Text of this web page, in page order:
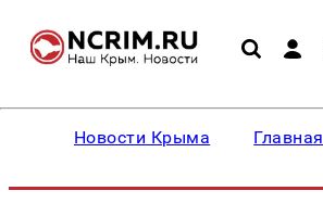
Новости Крыма Главная